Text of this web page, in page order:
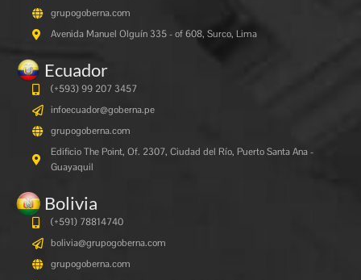
grupogoberna.com
Avenida Manuel Olguín 335 - of 608, Surco, Lima
Ecuador
(+593) 99 207 3457
infoecuador@goberna.pe
grupogoberna.com
Edificio The Point, Of. 2307, Ciudad del Río, Puerto Santa Ana -
Guayaquil
Bolivia
(+591) 78814740
bolivia@grupogoberna.com
grupogoberna.com